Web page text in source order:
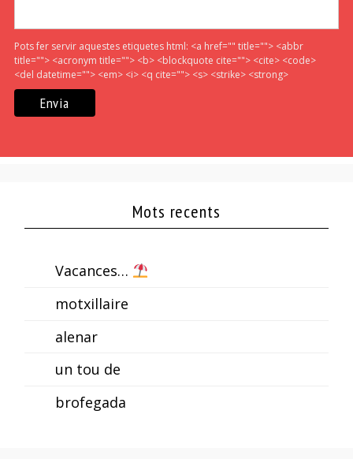
Pots fer servir aquestes etiquetes html: <a href="" title=""> <abbr
title=""> <acronym title=""> <b> <blockquote cite=""> <cite> <code>
<del datetime=""> <em> <i> <q cite=""> <s> <strike> <strong>
Mots recents
Vacances…
motxillaire
alenar
un tou de
brofegada